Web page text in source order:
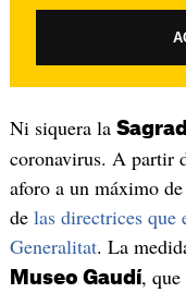
Ni siquera la
coronavirus. A partir
aforo a un máximo
de las directrices que
Generalitat. La
Museo Gaudí,